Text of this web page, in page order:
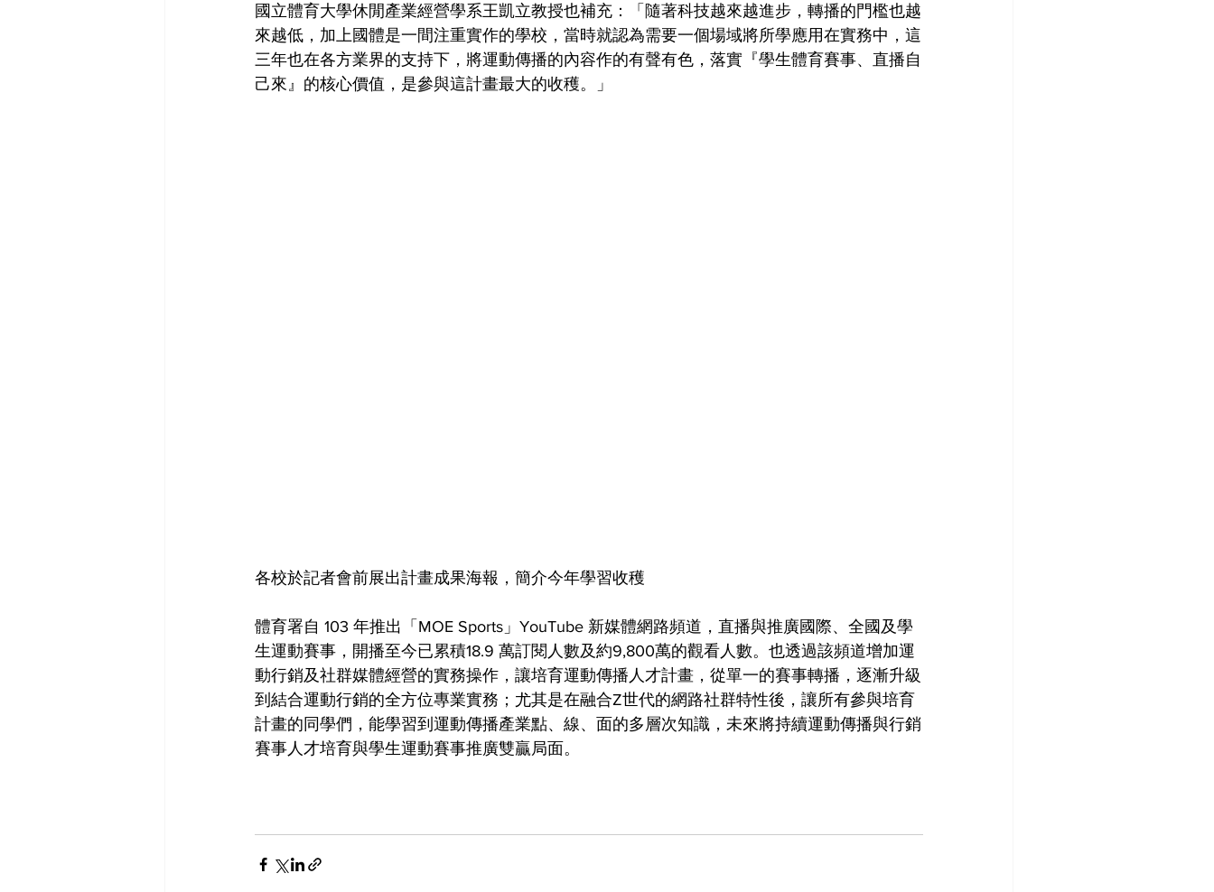
國立體育大學休閒產業經營學系王凱立教授也補充：「隨著科技越來越進步，轉播的門檻也越
來越低，加上國體是一間注重實作的學校，當時就認為需要一個場域將所學應用在實務中，這
三年也在各方業界的支持下，將運動傳播的內容作的有聲有色，落實『學生體育賽事、直播自
己來』的核心價值，是參與這計畫最大的收穫。」
各校於記者會前展出計畫成果海報，簡介今年學習收穫
體育署自 103 年推出「MOE Sports」YouTube 新媒體網路頻道，直播與推廣國際、全國及學
生運動賽事，開播至今已累積18.9 萬訂閱人數及約9,800萬的觀看人數。也透過該頻道增加運
動行銷及社群媒體經營的實務操作，讓培育運動傳播人才計畫，從單一的賽事轉播，逐漸升級
到結合運動行銷的全方位專業實務；尤其是在融合Z世代的網路社群特性後，讓所有參與培育
計畫的同學們，能學習到運動傳播產業點、線、面的多層次知識，未來將持續運動傳播與行銷
賽事人才培育與學生運動賽事推廣雙贏局面。